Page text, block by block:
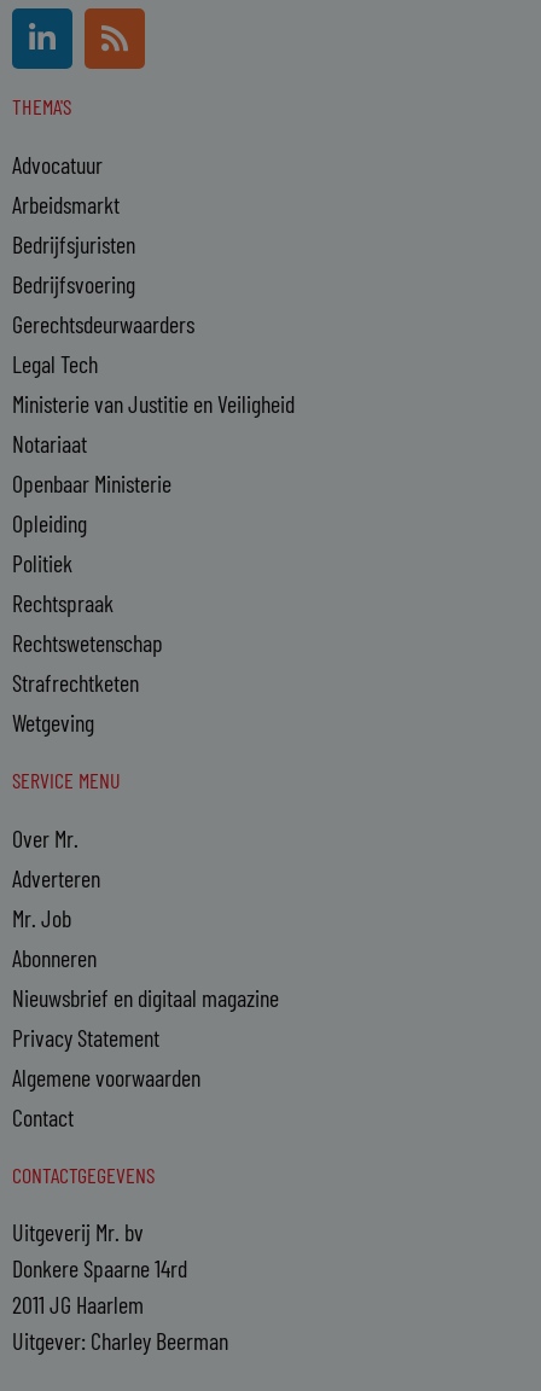
L
i
n
k
d
i
n
-
i
n
R
s
s
THEMA'S
Advocatuur
Arbeidsmarkt
Bedrijfsjuristen
Bedrijfsvoering
Gerechtsdeurwaarders
Legal Tech
Ministerie van Justitie en Veiligheid
Notariaat
Openbaar Ministerie
Opleiding
Politiek
Rechtspraak
Rechtswetenschap
Strafrechtketen
Wetgeving
SERVICE MENU
Over Mr.
Adverteren
Mr. Job
Abonneren
Nieuwsbrief en digitaal magazine
Privacy Statement
Algemene voorwaarden
Contact
CONTACTGEGEVENS
Uitgeverij Mr. bv
Donkere Spaarne 14rd
2011 JG Haarlem
Uitgever: Charley Beerman